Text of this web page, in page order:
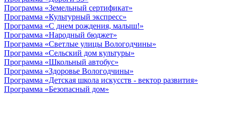
Программа «Земельный сертификат»
Программа «Культурный экспресс»
Программа «С днем рождения, малыш!»
Программа «Народный бюджет»
Программа «Светлые улицы Вологодчины»
Программа «Сельский дом культуры»
Программа «Школьный автобус»
Программа «Здоровье Вологодчины»
Программа «Детская школа искусств - вектор развития»
Программа «Безопасный дом»